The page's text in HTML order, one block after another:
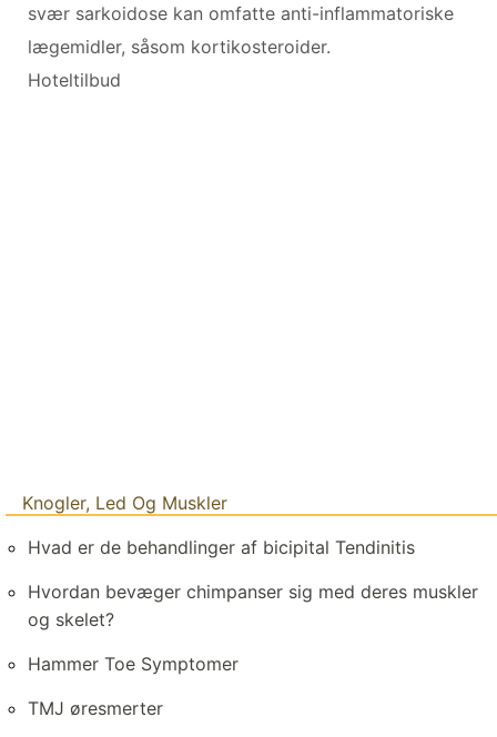
svær sarkoidose kan omfatte anti-inflammatoriske
lægemidler, såsom kortikosteroider.
Hoteltilbud
Knogler, Led Og Muskler
Hvad er de behandlinger af bicipital Tendinitis
Hvordan bevæger chimpanser sig med deres muskler
og skelet?
Hammer Toe Symptomer
TMJ øresmerter